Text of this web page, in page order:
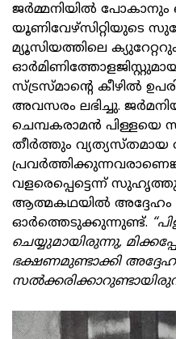
ജർമ്മനിയിൽ പോകാനും
യൂണിവേഴ്സിറ്റിയുടെ
മ്യൂസിയത്തിലെ
സ്‌ട്രസ്മാന്റെ കീഴിൽ
അവസരം ലഭിച്ചു.
ചെമ്പകരാമൻ പിള്ളയെ
തീർത്തും വ്യത്യസ്തമായ
വളരെപ്പെട്ടെന്ന്
ആത്മകഥയിൽ അദ്ദേഹം
ഓർത്തെടുക്കുന്നുണ്ട്.
ചെയ്യുമായിരുന്നു,
ഭക്ഷണമുണ്ടാക്കി